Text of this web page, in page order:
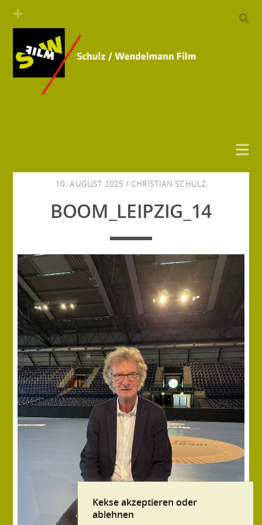
10. AUGUST 2025 / CHRISTIAN SCHULZ
BOOM_LEIPZIG_14
Kekse akzeptieren oder
ablehnen